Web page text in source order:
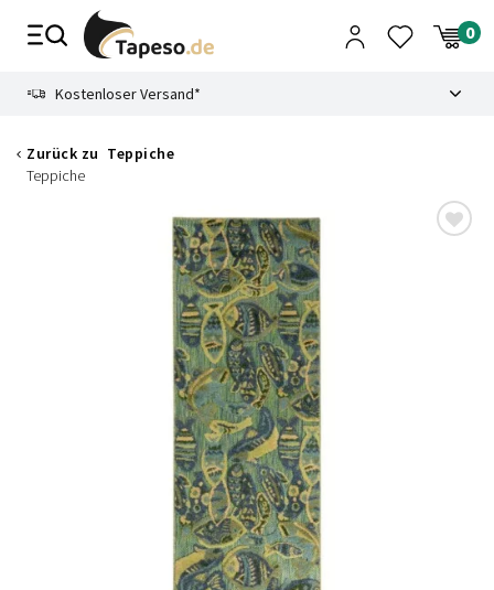
Zusammenbruch
Kostenloser Versand*
Zurück zu Teppiche
Teppiche